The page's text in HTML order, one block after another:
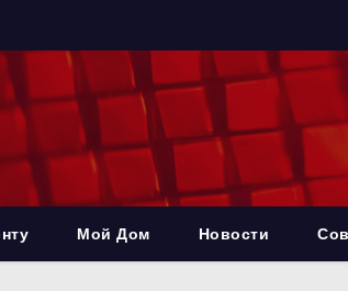
Мой Дом Новости